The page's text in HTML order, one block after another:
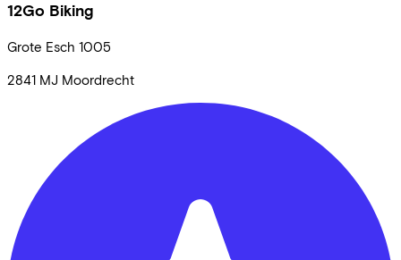
12Go Biking
Grote Esch 1005
2841 MJ Moordrecht